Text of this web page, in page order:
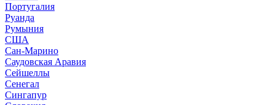
Португалия
Руанда
Румыния
США
Сан-Марино
Саудовская Аравия
Сейшеллы
Сенегал
Сингапур